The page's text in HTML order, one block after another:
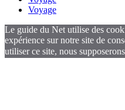
Voyage
Le guide du Net utilise des
expérience sur notre site de
utiliser ce site, nous